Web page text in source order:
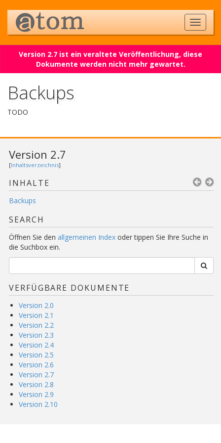
Version 2.7 ist ein veraltete Veröffentlichung, diese
Dokumente werden nicht mehr gewartet.
Backups
TODO
Version 2.7
[Inhaltsverzeichnis]
INHALTE
Backups
SEARCH
Öffnen Sie den allgemeinen Index oder tippen Sie Ihre Suche in
die Suchbox ein.
VERFÜGBARE DOKUMENTE
Version 2.0
Version 2.1
Version 2.2
Version 2.3
Version 2.4
Version 2.5
Version 2.6
Version 2.7
Version 2.8
Version 2.9
Version 2.10